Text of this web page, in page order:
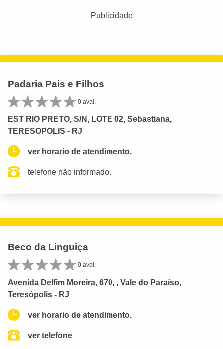
Publicidade
Padaria Pais e Filhos
0 aval.
EST RIO PRETO, S/N, LOTE 02, Sebastiana,
TERESOPOLIS - RJ
ver horario de atendimento.
telefone não informado.
Beco da Linguiça
0 aval.
Avenida Delfim Moreira, 670, , Vale do Paraíso,
Teresópolis - RJ
ver horario de atendimento.
ver telefone